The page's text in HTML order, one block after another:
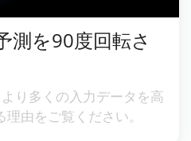
り多くの入力データを高
由をご覧ください。